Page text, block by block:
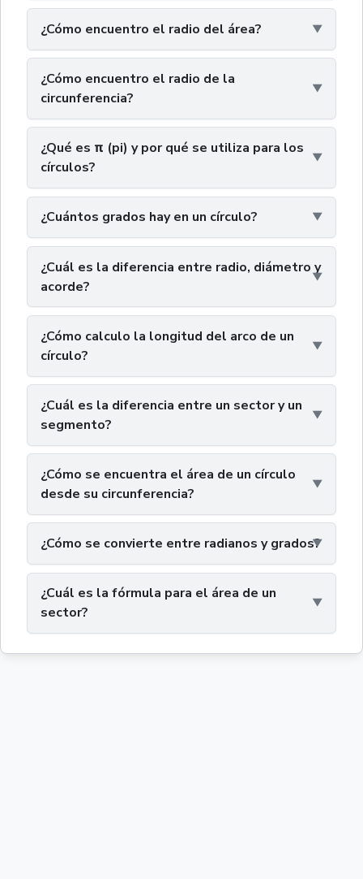
¿Cómo encuentro el radio del área?
¿Cómo encuentro el radio de la
circunferencia?
¿Qué es π (pi) y por qué se utiliza para los
círculos?
¿Cuántos grados hay en un círculo?
¿Cuál es la diferencia entre radio, diámetro y
acorde?
¿Cómo calculo la longitud del arco de un
círculo?
¿Cuál es la diferencia entre un sector y un
segmento?
¿Cómo se encuentra el área de un círculo
desde su circunferencia?
¿Cómo se convierte entre radianos y grados?
¿Cuál es la fórmula para el área de un
sector?